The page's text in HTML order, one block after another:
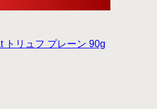
トリュフ プレーン 90g